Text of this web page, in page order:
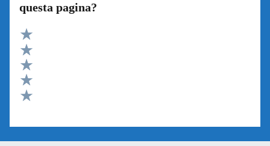
questa pagina?
Valuta 5 stelle su 5
Valuta 4 stelle su 5
Valuta 3 stelle su 5
Valuta 2 stelle su 5